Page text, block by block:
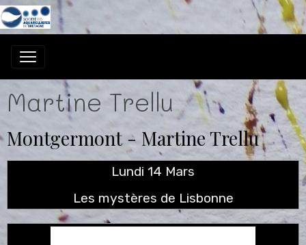
Martine Trellu
Montgermont - Martine Trellu
Lundi 14 Mars
Les mystères de Lisbonne